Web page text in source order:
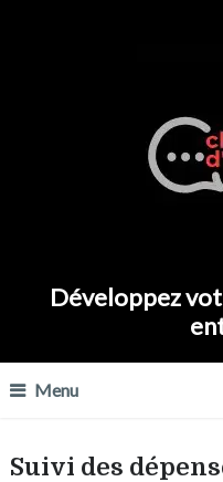
Développez
Menu
Suivi des